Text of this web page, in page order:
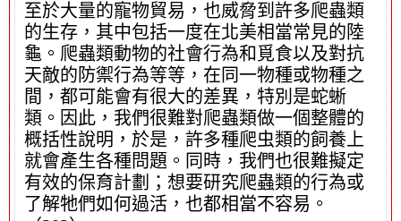
至於大量的寵物貿易，也威脅到許多爬蟲類
的生存，其中包括一度在北美相當常見的陸
龜。爬蟲類動物的社會行為和覓食以及對抗
天敵的防禦行為等等，在同一物種或物種之
間，都可能會有很大的差異，特別是蛇蜥
類。因此，我們很難對爬蟲類做一個整體的
概括性說明，於是，許多種爬虫類的飼養上
就會產生各種問題。同時，我們也很難擬定
有效的保育計劃；想要研究爬蟲類的行為或
了解牠們如何過活，也都相當不容易。